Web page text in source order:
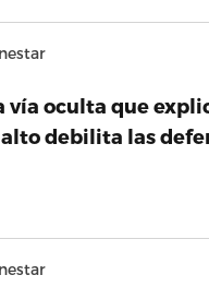
vía oculta que
debilita las